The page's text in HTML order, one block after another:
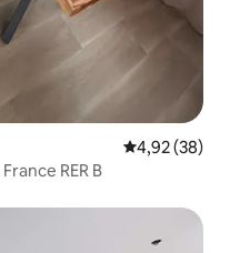
4,92 av 5 i
4,92 (38)
RER B